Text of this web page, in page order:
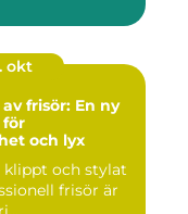
okt
frisör: En ny
för
och lyx
och stylat
frisör är